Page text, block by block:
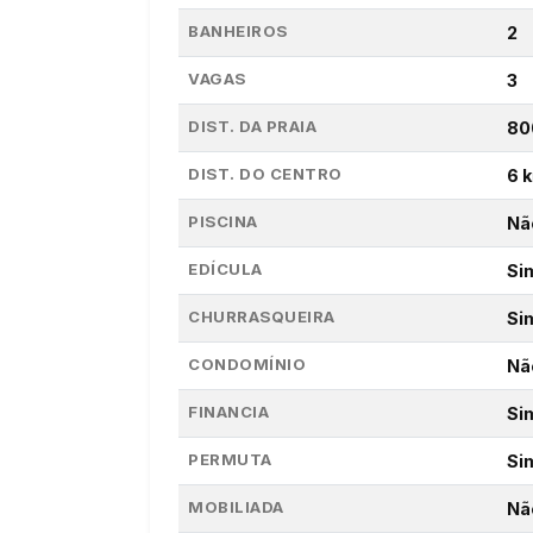
BANHEIROS 2
VAGAS 3
DIST. DA PRAIA
DIST. DO CENTRO 6
PISCINA
EDÍCULA
CHURRASQUEIRA
CONDOMÍNIO
FINANCIA
PERMUTA
MOBILIADA